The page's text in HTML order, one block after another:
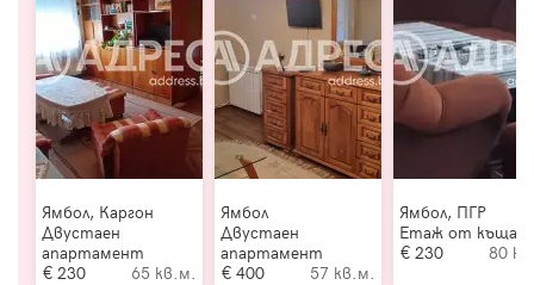
Ямбол, Каргон
Двустаен
апартамент
230
65 кв.м.
Ямбол
Двустаен
апартамент
400
57 кв.м.
Ямбол, ПГР
Етаж от къща
230
80